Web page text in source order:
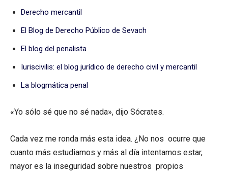
Derecho mercantil
El Blog de Derecho Público de Sevach
El blog del penalista
Iuriscivilis: el blog jurídico de derecho civil y mercantil
La blogmática penal
«Yo sólo sé que no sé nada», dijo Sócrates.
Cada vez me ronda más esta idea. ¿No nos ocurre que
cuanto más estudiamos y más al día intentamos estar,
mayor es la inseguridad sobre nuestros propios